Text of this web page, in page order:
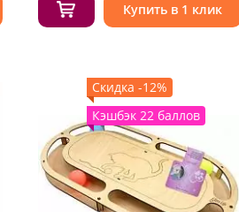
Купить в 1 клик
Скидка -12%
Кэшбэк 22 баллов